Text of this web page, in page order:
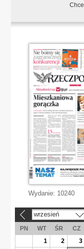
Wydanie: 10240
wrzesień
PN WT ŚR CZ
1
2 3